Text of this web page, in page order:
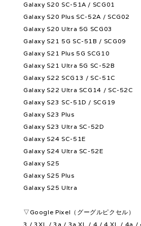
Galaxy S20 SC-51A / SCG01
Galaxy S20 Plus SC-52A / SCG02
Galaxy S20 Ultra 5G SCG03
Galaxy S21 5G SC-51B / SCG09
Galaxy S21 Plus 5G SCG10
Galaxy S21 Ultra 5G SC-52B
Galaxy S22 SCG13 / SC-51C
Galaxy S22 Ultra SCG14 / SC-52C
Galaxy S23 SC-51D / SCG19
Galaxy S23 Plus
Galaxy S23 Ultra SC-52D
Galaxy S24 SC-51E
Galaxy S24 Ultra SC-52E
Galaxy S25
Galaxy S25 Plus
Galaxy S25 Ultra
▽Google Pixel（グーグルピクセル）
3 / 3XL / 3a / 3a XL / 4 / 4 XL / 4a /